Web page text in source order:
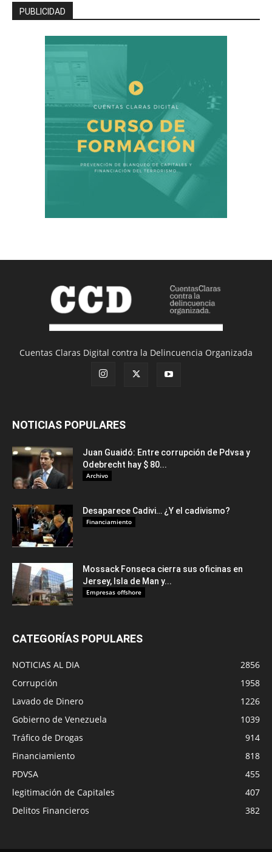
PUBLICIDAD
Cuentas Claras Digital contra la Delincuencia Organizada
NOTICIAS POPULARES
Juan Guaidó: Entre corrupción de Pdvsa y
Odebrecht hay $ 80...
Archivo
Desaparece Cadivi… ¿Y el cadivismo?
Financiamiento
Mossack Fonseca cierra sus oficinas en
Jersey, Isla de Man y...
Empresas offshore
CATEGORÍAS POPULARES
NOTICIAS AL DIA
2856
Corrupción
1958
Lavado de Dinero
1226
Gobierno de Venezuela
1039
Tráfico de Drogas
914
Financiamiento
818
PDVSA
455
legitimación de Capitales
407
Delitos Financieros
382